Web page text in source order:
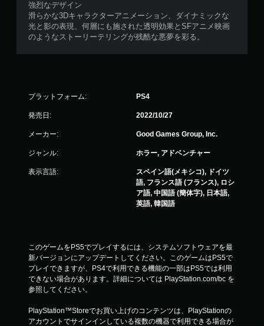
強烈なデザイン
滑らかな3Dキャラクターアニメーション、ダイナミックな
光と影の表現、何層にも施された透明効果とSFアニメ映画
のようなストーリーテリングが残酷な悪夢を彩る。
プラットフォーム: PS4
発売日: 2022/10/27
メーカー: Good Games Group, Inc.
ジャンル: ホラー, アドベンチャー
表示言語:
スペイン語(メキシコ), ドイツ
語, フランス語 (フランス), ロシ
ア語, 中国語 (簡体字), 日本語,
英語, 韓国語
このゲームをPS5でプレイするには、システムソフトウェアを最
新バージョンにアップデートしてください。このゲームはPS5で
プレイできますが、PS4で利用できる機能の一部はPS5では利用
できない場合があります。詳細については PlayStation.com/bc を
参照してください。
PlayStation™Storeでお買い上げのコンテンツは、PlayStationの
アカウントでサインインしている複数の機器で利用できる場合が